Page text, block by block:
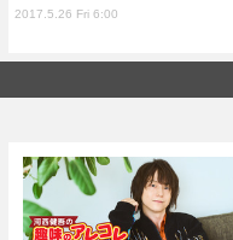
2017.5.26 Fri 6:00